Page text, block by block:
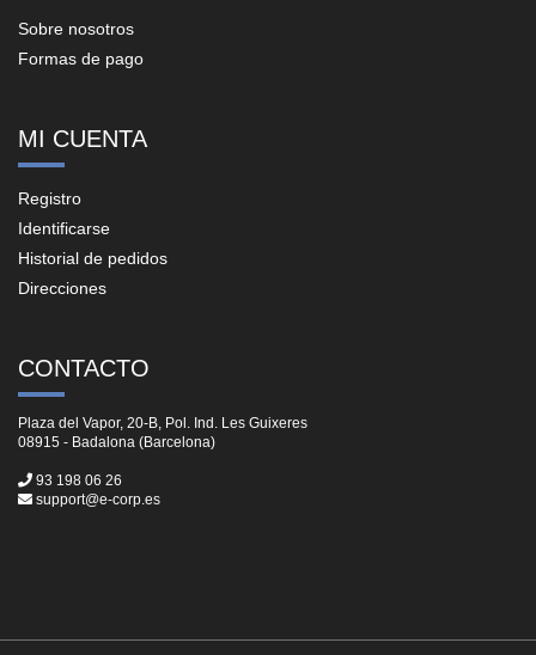
Sobre nosotros
Formas de pago
MI CUENTA
Registro
Identificarse
Historial de pedidos
Direcciones
CONTACTO
Plaza del Vapor, 20-B, Pol. Ind. Les Guixeres
08915 - Badalona (Barcelona)
93 198 06 26
support@e-corp.es